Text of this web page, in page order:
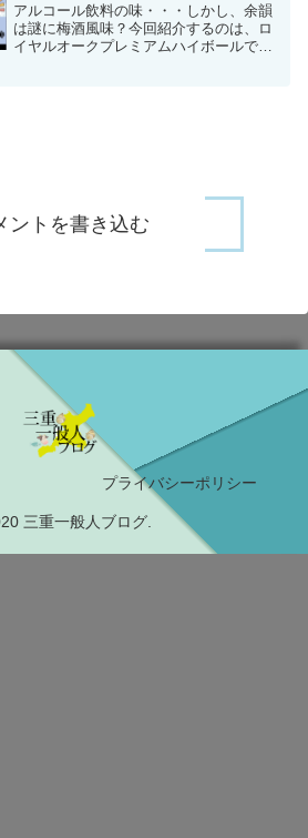
アルコール飲料の味・・・しかし、余韻
は謎に梅酒風味？今回紹介するのは、ロ
イヤルオークプレミアムハイボールで
ントを書き込む
プライバシーポリシー
三重一般人ブログ.